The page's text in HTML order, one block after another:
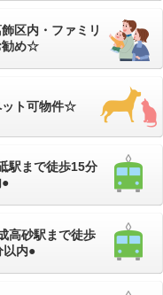
区内・ファミリ
勧め☆
ト可物件☆
駅まで徒歩15分
●
高砂駅まで徒歩
以内●